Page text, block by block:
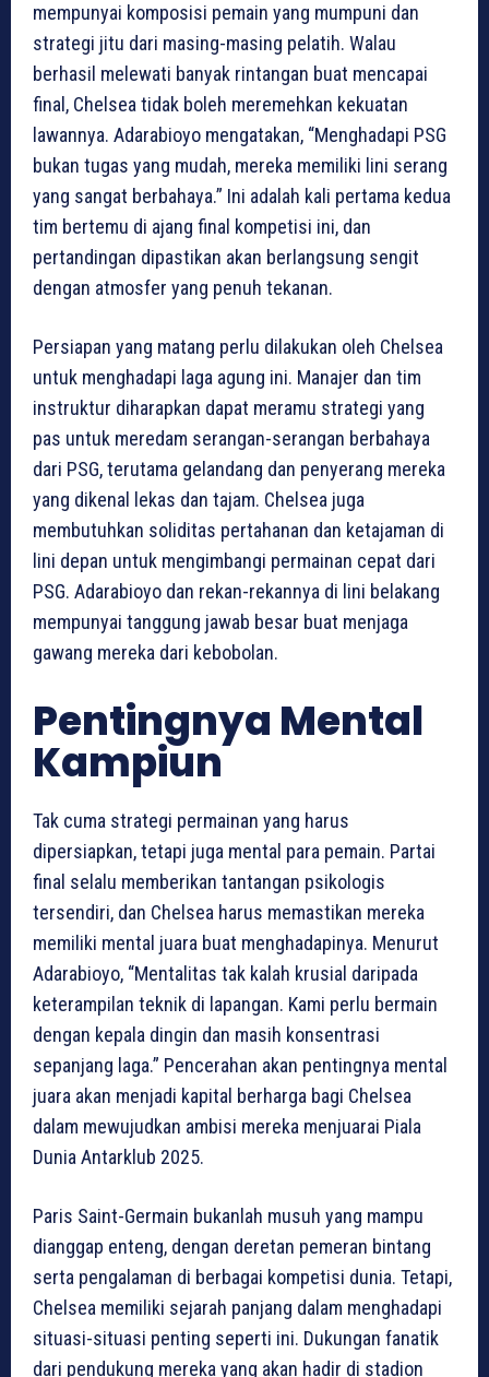
mempunyai komposisi pemain yang mumpuni dan
strategi jitu dari masing-masing pelatih. Walau
berhasil melewati banyak rintangan buat mencapai
final, Chelsea tidak boleh meremehkan kekuatan
lawannya. Adarabioyo mengatakan, “Menghadapi PSG
bukan tugas yang mudah, mereka memiliki lini serang
yang sangat berbahaya.” Ini adalah kali pertama kedua
tim bertemu di ajang final kompetisi ini, dan
pertandingan dipastikan akan berlangsung sengit
dengan atmosfer yang penuh tekanan.
Persiapan yang matang perlu dilakukan oleh Chelsea
untuk menghadapi laga agung ini. Manajer dan tim
instruktur diharapkan dapat meramu strategi yang
pas untuk meredam serangan-serangan berbahaya
dari PSG, terutama gelandang dan penyerang mereka
yang dikenal lekas dan tajam. Chelsea juga
membutuhkan soliditas pertahanan dan ketajaman di
lini depan untuk mengimbangi permainan cepat dari
PSG. Adarabioyo dan rekan-rekannya di lini belakang
mempunyai tanggung jawab besar buat menjaga
gawang mereka dari kebobolan.
Pentingnya Mental
Kampiun
Tak cuma strategi permainan yang harus
dipersiapkan, tetapi juga mental para pemain. Partai
final selalu memberikan tantangan psikologis
tersendiri, dan Chelsea harus memastikan mereka
memiliki mental juara buat menghadapinya. Menurut
Adarabioyo, “Mentalitas tak kalah krusial daripada
keterampilan teknik di lapangan. Kami perlu bermain
dengan kepala dingin dan masih konsentrasi
sepanjang laga.” Pencerahan akan pentingnya mental
juara akan menjadi kapital berharga bagi Chelsea
dalam mewujudkan ambisi mereka menjuarai Piala
Dunia Antarklub 2025.
Paris Saint-Germain bukanlah musuh yang mampu
dianggap enteng, dengan deretan pemeran bintang
serta pengalaman di berbagai kompetisi dunia. Tetapi,
Chelsea memiliki sejarah panjang dalam menghadapi
situasi-situasi penting seperti ini. Dukungan fanatik
dari pendukung mereka yang akan hadir di stadion